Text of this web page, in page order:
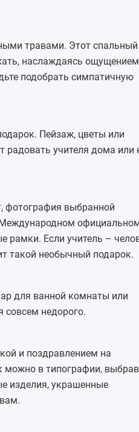
травами. Этот спальный
наслаждаясь ощущением
подобрать симпатичную
Пейзаж, цветы или
учителя дома или
фотография выбранной
Международном
рамки. Если учитель –
такой необычный подарок.
для ванной комнаты или
недорого.
и поздравлением на
можно в типографии, выбрав
изделия, украшенные